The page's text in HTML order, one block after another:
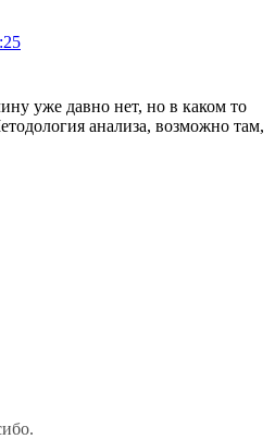
уже давно нет, но в каком то
анализа, возможно там,